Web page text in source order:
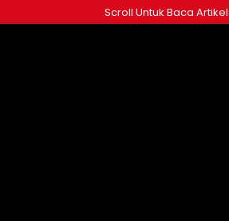
ke
Scroll Untuk Baca Artikel